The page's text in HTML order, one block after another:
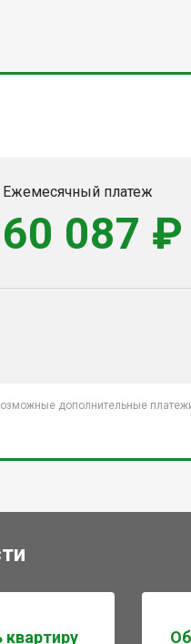
Ежемесячный платеж
60 087 ₽
дополнительные